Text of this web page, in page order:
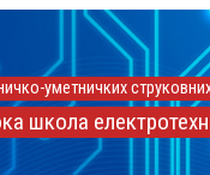
уметничких
школа